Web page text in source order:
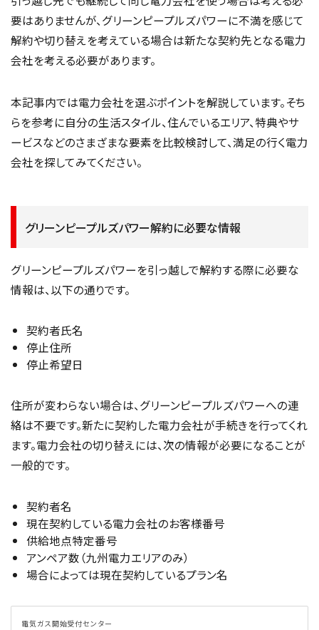
要はありませんが、グリーンピープルズパワーに不満を感じて
解約や切り替えを考えている場合は新たな契約先となる電力
会社を考える必要があります。
本記事内では電力会社を選ぶポイントを解説しています。そち
らを参考に自分の生活スタイル、住んでいるエリア、特典やサ
ービスなどのさまざまな要素を比較検討して、満足の行く電力
会社を探してみてください。
グリーンピープルズパワー解約に必要な情報
グリーンピープルズパワーを引っ越しで解約する際に必要な
情報は、以下の通りです。
契約者氏名
停止住所
停止希望日
住所が変わらない場合は、グリーンピープルズパワーへの連
絡は不要です。新たに契約した電力会社が手続きを行ってくれ
ます。電力会社の切り替えには、次の情報が必要になることが
一般的です。
契約者名
現在契約している電力会社のお客様番号
供給地点特定番号
アンペア数（九州電力エリアのみ）
場合によっては現在契約しているプラン名
電気ガス開始受付センター